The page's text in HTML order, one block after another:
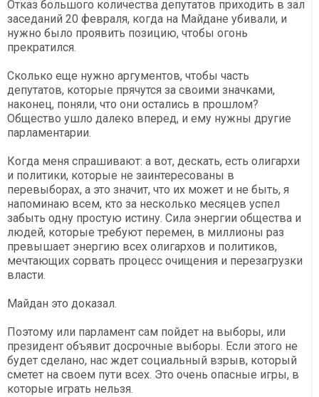
Отказ большого количества депутатов приходить в зал
заседаний 20 февраля, когда на Майдане убивали, и
нужно было проявить позицию, чтобы огонь
прекратился.
Сколько еще нужно аргументов, чтобы часть
депутатов, которые прячутся за своими значками,
наконец, поняли, что они остались в прошлом?
Общество ушло далеко вперед, и ему нужны другие
парламентарии.
Когда меня спрашивают: а вот, дескать, есть олигархи
и политики, которые не заинтересованы в
перевыборах, а это значит, что их может и не быть, я
напоминаю всем, кто за несколько месяцев успел
забыть одну простую истину. Сила энергии общества и
людей, которые требуют перемен, в миллионы раз
превышает энергию всех олигархов и политиков,
мечтающих сорвать процесс очищения и перезагрузки
власти.
Майдан это доказал.
Поэтому или парламент сам пойдет на выборы, или
президент объявит досрочные выборы. Если этого не
будет сделано, нас ждет социальный взрыв, который
сметет на своем пути всех. Это очень опасные игры, в
которые играть нельзя.